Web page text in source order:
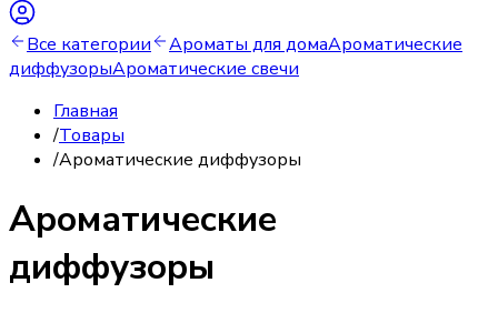
Все категории Ароматы для домаАроматические
диффузорыАроматические свечи
Главная
/Товары
/Ароматические диффузоры
Ароматические
диффузоры